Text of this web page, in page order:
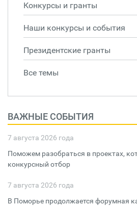
Конкурсы и гранты
Наши конкурсы и события
Президентские гранты
Все темы
ВАЖНЫЕ СОБЫТИЯ
7 августа 2026 года
Поможем разобраться в проектах,
конкурсный отбор
7 августа 2026 года
В Поморье продолжается форумная